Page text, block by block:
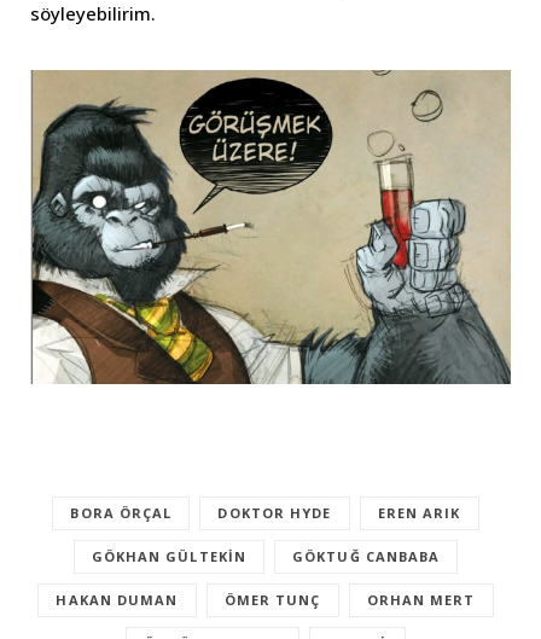
söyleyebilirim.
BORA ÖRÇAL DOKTOR HYDE EREN ARIK
GÖKHAN GÜLTEKIN GÖKTUĞ CANBABA
HAKAN DUMAN ÖMER TUNÇ ORHAN MERT